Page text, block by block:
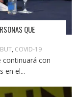
QUE
, COVID-19
continuará con
en el...